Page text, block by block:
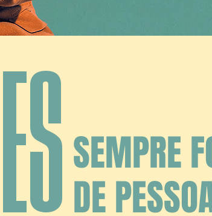
SEMPRE
DE